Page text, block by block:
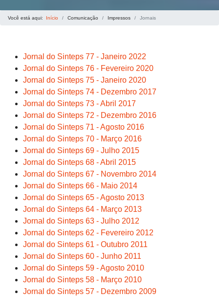
Você está aqui: Início Comunicação Impressos Jornais
Jornal do Sinteps 77 - Janeiro 2022
Jornal do Sinteps 76 - Fevereiro 2020
Jornal do Sinteps 75 - Janeiro 2020
Jornal do Sinteps 74 - Dezembro 2017
Jornal do Sinteps 73 - Abril 2017
Jornal do Sinteps 72 - Dezembro 2016
Jornal do Sinteps 71 - Agosto 2016
Jornal do Sinteps 70 - Março 2016
Jornal do Sinteps 69 - Julho 2015
Jornal do Sinteps 68 - Abril 2015
Jornal do Sinteps 67 - Novembro 2014
Jornal do Sinteps 66 - Maio 2014
Jornal do Sinteps 65 - Agosto 2013
Jornal do Sinteps 64 - Março 2013
Jornal do Sinteps 63 - Julho 2012
Jornal do Sinteps 62 - Fevereiro 2012
Jornal do Sinteps 61 - Outubro 2011
Jornal do Sinteps 60 - Junho 2011
Jornal do Sinteps 59 - Agosto 2010
Jornal do Sinteps 58 - Março 2010
Jornal do Sinteps 57 - Dezembro 2009